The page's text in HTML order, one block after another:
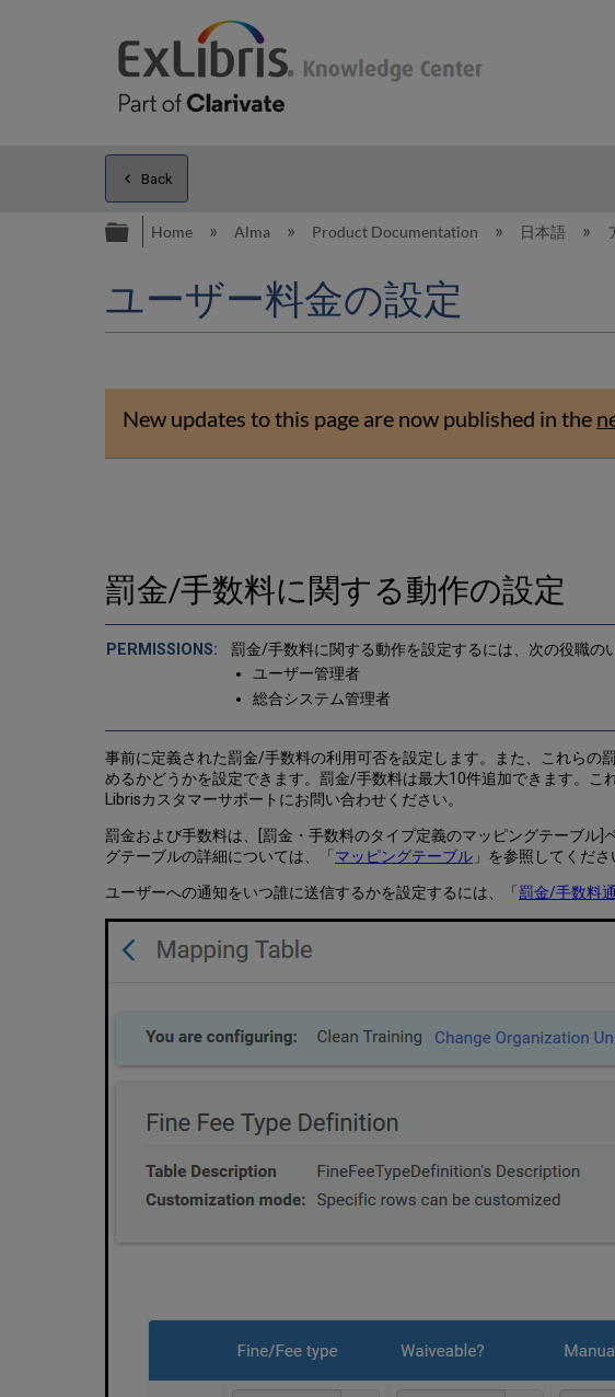
Back
Expand/collapse global hierarchy
Home Alma Product Documentation 日本語
ユーザー料金の設定
New updates to this page are now published in the
罰金/手数料に関する動作の設定
罰金/手数料に関する動作を設定するには、次の役職の
ユーザー管理者
総合システム管理者
事前に定義された罰金/手数料の利用可否を設定します。また、これらの
めるかどうかを設定できます。罰金/手数料は最大10件追加できます。
Librisカスタマーサポートにお問い合わせください。
罰金および手数料は、[罰金・手数料のタイプ定義のマッピングテーブル]
グテーブルの詳細については、「マッピングテーブル 」を参照してくださ
ユーザーへの通知をいつ誰に送信するかを設定するには、「罰金/手数料